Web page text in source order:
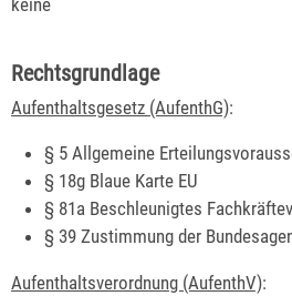
Rechtsgrundlage
Aufenthaltsgesetz (AufenthG):
§ 5 Allgemeine
§ 18g Blaue Karte EU
§ 81a Beschleunigtes
§ 39 Zustimmung der
Aufenthaltsverordnung (AufenthV):